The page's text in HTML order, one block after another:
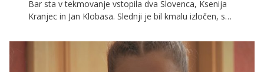
Bar sta v tekmovanje vstopila dva Slovenca, Ksenija
Kranjec in Jan Klobasa. Slednji je bil kmalu izločen, saj
šov prihaja nova slovenska moč. V tem tednu se je
Kseniji pridružila Lara Goršek Kos, znan obraz
resničnostnih šovov, kot sta Kmetija in Sanjski moški.